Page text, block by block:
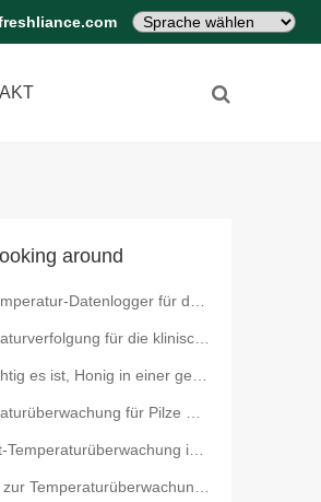
around
Datenlogger für den Containertransport von Kirschen
die klinische Logistik Fresh Tracker 1 Temperaturüberwachungsgerät mit 4G
in einer geeigneten Umgebung aufzubewahren Bluetooth-HACCP-Datenlogger für
für Pilze USB-Temperaturdatenlogger
in der Blumenlogistik mit Live-Tracking
in Serverräumen